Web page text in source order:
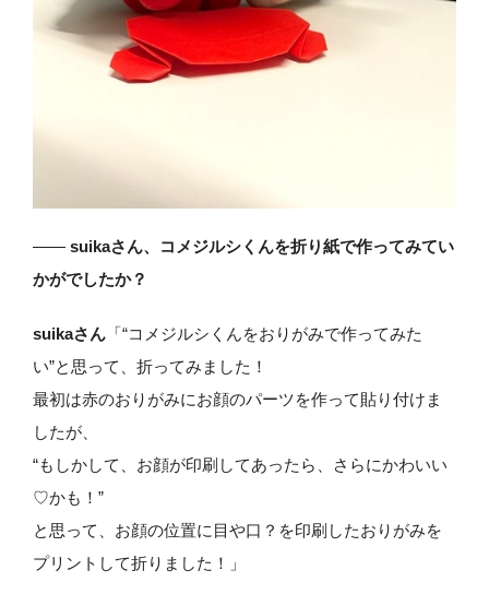
—— suikaさん、コメジルシくんを折り紙で作ってみてい
かがでしたか？
suikaさん 「“コメジルシくんをおりがみで作ってみた
い”と思って、折ってみました！
最初は赤のおりがみにお顔のパーツを作って貼り付けま
したが、
“もしかして、お顔が印刷してあったら、さらにかわいい
♡かも！”
と思って、お顔の位置に目や口？を印刷したおりがみを
プリントして折りました！」